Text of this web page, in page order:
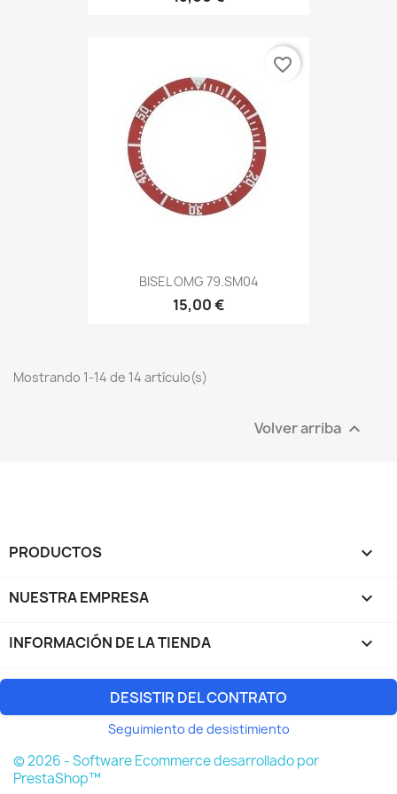
BISEL OMG 79.SM04
15,00 €
favorite_border
Mostrando 1-14 de 14 artículo(s)
Volver arriba 
PRODUCTOS 
NUESTRA EMPRESA 
INFORMACIÓN DE LA TIENDA keyboard_arrow_down
DESISTIR DEL CONTRATO
Seguimiento de desistimiento
© 2026 - Software Ecommerce desarrollado por
PrestaShop™